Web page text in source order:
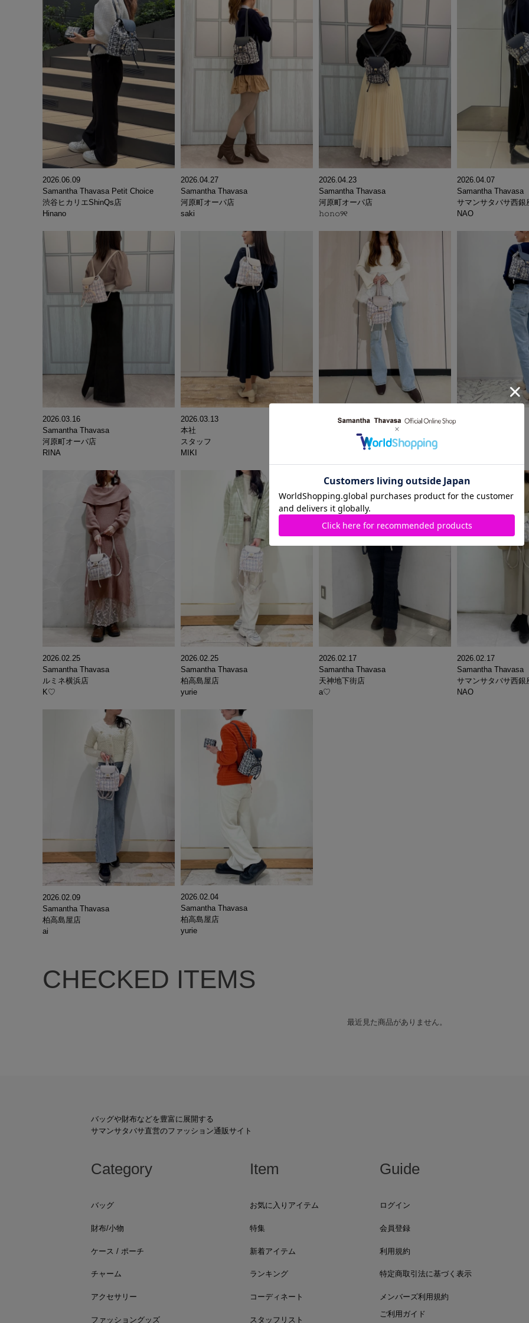
2026.06.09
Samantha Thavasa Petit Choice
渋谷ヒカリエShinQs店
Hinano
2026.04.27
Samantha Thavasa
河原町オーパ店
saki
2026.04.23
Samantha Thavasa
河原町オーパ店
𝚑𝚘𝚗𝚘୨୧
2026.04.07
Samantha Thavasa
サマンサタバサ西銀
NAO
2026.03.16
Samantha Thavasa
河原町オーパ店
RINA
2026.03.13
本社
スタッフ
MIKI
2026.03.06
天神地下街店
2026.02.25
Samantha Thavasa
ルミネ横浜店
K♡
2026.02.25
Samantha Thavasa
柏高島屋店
yurie
2026.02.17
Samantha Thavasa
天神地下街店
a♡
2026.02.17
Samantha Thavasa
サマンサタバサ西銀
NAO
2026.02.09
Samantha Thavasa
柏高島屋店
ai
2026.02.04
Samantha Thavasa
柏高島屋店
yurie
CHECKED ITEMS
最近見た商品がありません。
バッグや財布などを豊富に展開する
サマンサタバサ直営のファッション通販サイト
Category
バッグ
財布/小物
ケース / ポーチ
チャーム
アクセサリー
ファッショングッズ
Item
お気に入りアイテム
特集
新着アイテム
ランキング
コーディネート
スタッフリスト
Guide
ログイン
会員登録
利用規約
特定商取引法に基づく表示
メンバーズ利用規約
ご利用ガイド